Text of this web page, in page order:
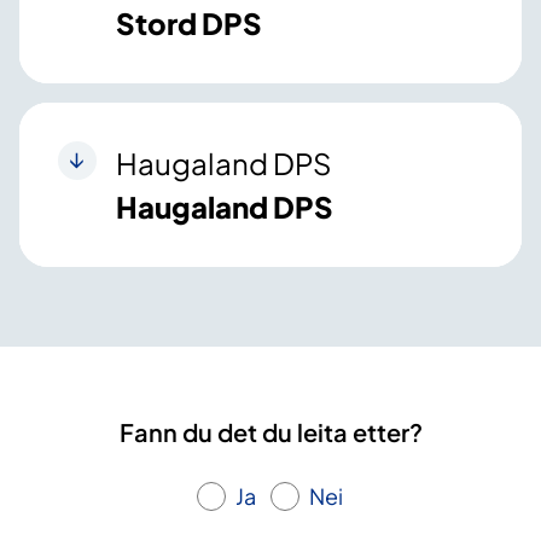
Stord DPS
Haugaland DPS
Haugaland DPS
Fann du det du leita etter?
Ja Nei